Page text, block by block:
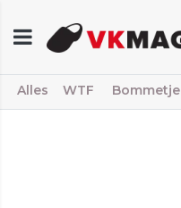
Alles WTF Bommetje